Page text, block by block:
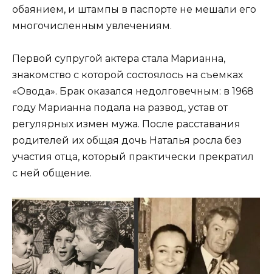
обаянием, и штампы в паспорте не мешали его
многочисленным увлечениям.
Первой супругой актера стала Марианна,
знакомство с которой состоялось на съемках
«Овода». Брак оказался недолговечным: в 1968
году Марианна подала на развод, устав от
регулярных измен мужа. После расставания
родителей их общая дочь Наталья росла без
участия отца, который практически прекратил
с ней общение.